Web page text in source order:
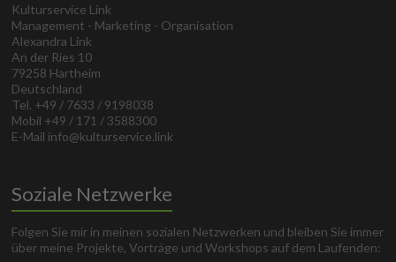
Kulturservice Link
Management - Marketing - Organisation
Alexandra Link
An der Ries 10
79258 Hartheim
Deutschland
Tel. +49 / 7633 / 9198038
Mobil +49 / 171 / 3588300
E-Mail info@kulturservice.link
Soziale Netzwerke
Folgen Sie mir in meinen sozialen Netzwerken und bleiben Sie immer
über meine Projekte, Vorträge und Workshops auf dem Laufenden: